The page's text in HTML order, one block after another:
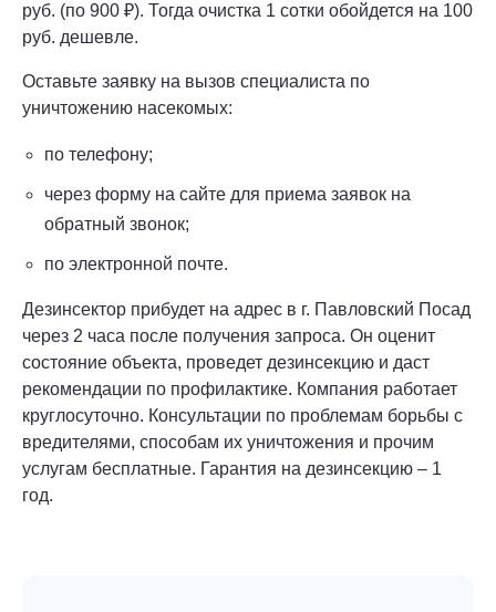
руб. (по 900 ₽). Тогда очистка 1 сотки обойдется на 100
руб. дешевле.
Оставьте заявку на вызов специалиста по
уничтожению насекомых:
по телефону;
через форму на сайте для приема заявок на
обратный звонок;
по электронной почте.
Дезинсектор прибудет на адрес в г. Павловский Посад
через 2 часа после получения запроса. Он оценит
состояние объекта, проведет дезинсекцию и даст
рекомендации по профилактике. Компания работает
круглосуточно. Консультации по проблемам борьбы с
вредителями, способам их уничтожения и прочим
услугам бесплатные. Гарантия на дезинсекцию – 1
год.